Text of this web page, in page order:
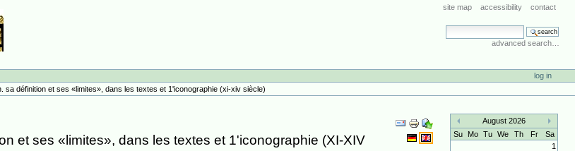
site map accessibility contact
search site
advanced search…
log in
sa définition et ses «limites», dans les textes et 1'iconographie (xi-xiv siècle)
Document
Actions
et ses «limites», dans les textes et 1'iconographie (XI-XIV
«
August 2026
»
Su Mo Tu We Th Fr
Sa
1